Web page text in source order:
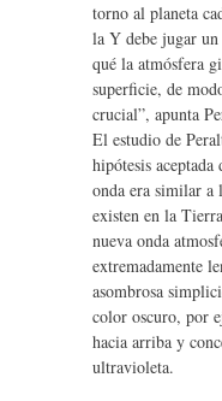
torno al planeta
la Y debe jugar
qué la atmósfera
superficie, de
crucial”, apunta
El estudio de
hipótesis aceptada
onda era similar a
existen en la
nueva onda
extremadamente
asombrosa
color oscuro, por
hacia arriba y
ultravioleta.